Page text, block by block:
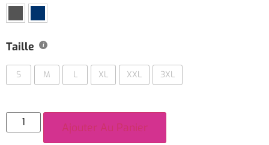
Taille
S M L XL XXL 3XL
Ajouter Au Panier